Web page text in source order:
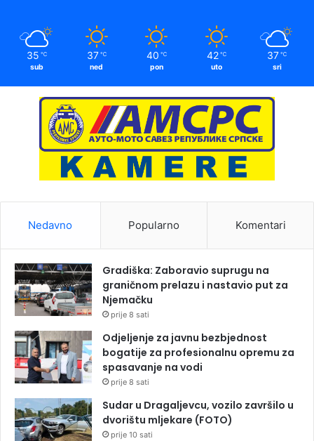
35 ℃
sub
37 ℃
ned
40 ℃
pon
42 ℃
uto
37 ℃
sri
Nedavno Popularno Komentari
Gradiška: Zaboravio suprugu na
graničnom prelazu i nastavio put za
Njemačku
prije 8 sati
Odjeljenje za javnu bezbjednost
bogatije za profesionalnu opremu za
spasavanje na vodi
prije 8 sati
Sudar u Dragaljevcu, vozilo završilo u
dvorištu mljekare (FOTO)
prije 10 sati